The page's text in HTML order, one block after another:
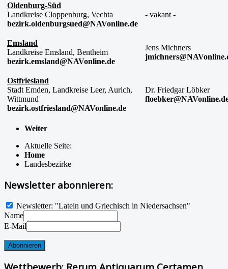
Oldenburg-Süd
Landkreise Cloppenburg, Vechta
bezirk.oldenburgsued@NAVonline.de
- vakant -
Emsland
Landkreise Emsland, Bentheim
bezirk.emsland@NAVonline.de
Jens Michners
Ostfriesland
Stadt Emden, Landkreise Leer, Aurich,
Wittmund
bezirk.ostfriesland@NAVonline.de
Dr. Friedgar Löbker
Weiter
Aktuelle Seite:
Home
Landesbezirke
Newsletter abonnieren:
Newsletter: "Latein und Griechisch in Niedersachsen"
Name
E-Mail